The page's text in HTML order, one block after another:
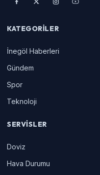
KATEGORILER
İnegöl Haberleri
Gündem
Spor
Teknoloji
SERVISLER
Doviz
Hava Durumu